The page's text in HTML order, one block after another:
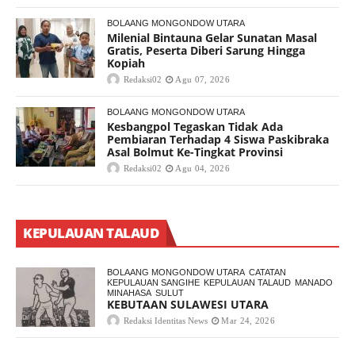
BOLAANG MONGONDOW UTARA
Milenial Bintauna Gelar Sunatan Masal
Gratis, Peserta Diberi Sarung Hingga
Kopiah
Redaksi02 Agu 07, 2026
BOLAANG MONGONDOW UTARA
Kesbangpol Tegaskan Tidak Ada
Pembiaran Terhadap 4 Siswa Paskibraka
Asal Bolmut Ke-Tingkat Provinsi
Redaksi02 Agu 04, 2026
KEPULAUAN TALAUD
BOLAANG MONGONDOW UTARA CATATAN
KEPULAUAN SANGIHE KEPULAUAN TALAUD MANADO
MINAHASA SULUT
KEBUTAAN SULAWESI UTARA
Redaksi Identitas News Mar 24, 2026